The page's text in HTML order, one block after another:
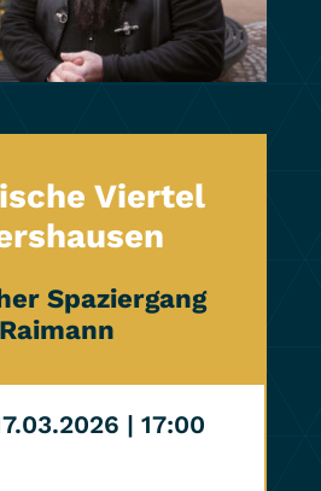
Viertel
Spaziergang
| 17:00